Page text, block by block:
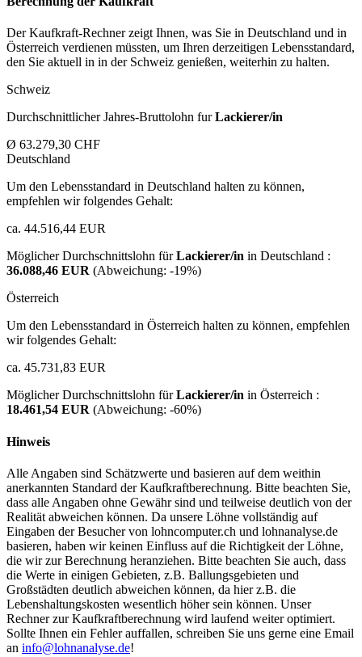
Der Kaufkraft-Rechner zeigt Ihnen, was Sie in Deutschland und in
Österreich verdienen müssten, um Ihren derzeitigen Lebensstandard,
den Sie aktuell in in der Schweiz genießen, weiterhin zu halten.
Schweiz
Durchschnittlicher Jahres-Bruttolohn furLackierer/in
Ø 63.279,30 CHF
Deutschland
Um den Lebensstandard in Deutschland halten zu können,
empfehlen wir folgendes Gehalt:
ca. 44.516,44 EUR
Möglicher Durchschnittslohn fürLackierer/in in Deutschland :
36.088,46 EUR (Abweichung: -19%)
Österreich
Um den Lebensstandard in Österreich halten zu können, empfehlen
wir folgendes Gehalt:
ca. 45.731,83 EUR
Möglicher Durchschnittslohn fürLackierer/in in Österreich :
18.461,54 EUR (Abweichung: -60%)
Hinweis
Alle Angaben sind Schätzwerte und basieren auf dem weithin
anerkannten Standard der Kaufkraftberechnung. Bitte beachten Sie,
dass alle Angaben ohne Gewähr sind und teilweise deutlich von der
Realität abweichen können. Da unsere Löhne vollständig auf
Eingaben der Besucher von lohncomputer.ch und lohnanalyse.de
basieren, haben wir keinen Einfluss auf die Richtigkeit der Löhne,
die wir zur Berechnung heranziehen. Bitte beachten Sie auch, dass
die Werte in einigen Gebieten, z.B. Ballungsgebieten und
Großstädten deutlich abweichen können, da hier z.B. die
Lebenshaltungskosten wesentlich höher sein können. Unser
Rechner zur Kaufkraftberechnung wird laufend weiter optimiert.
Sollte Ihnen ein Fehler auffallen, schreiben Sie uns gerne eine Email
an info@lohnanalyse.de!